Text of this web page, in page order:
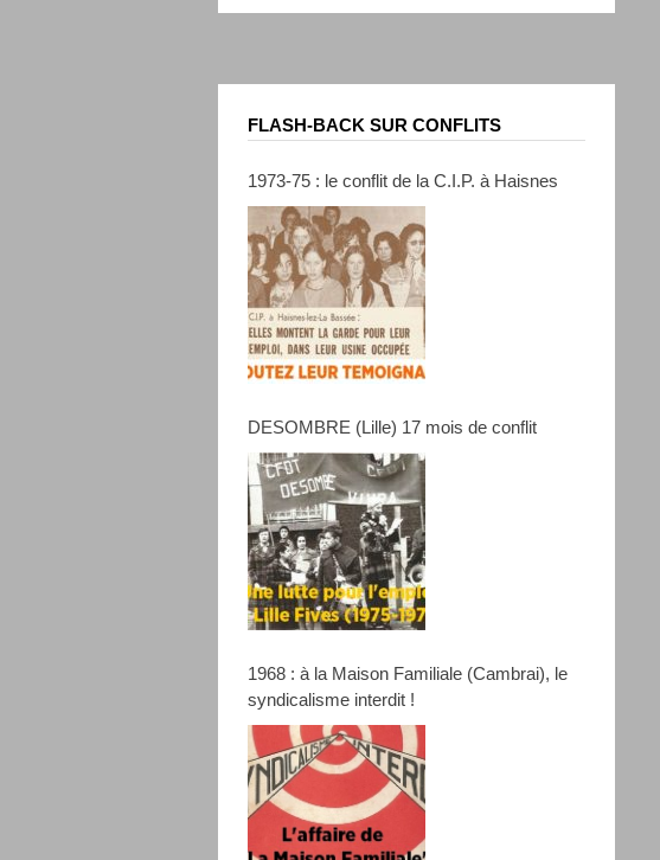
FLASH-BACK SUR CONFLITS
1973-75 : le conflit de la C.I.P. à Haisnes
DESOMBRE (Lille) 17 mois de conflit
1968 : à la Maison Familiale (Cambrai), le
syndicalisme interdit !